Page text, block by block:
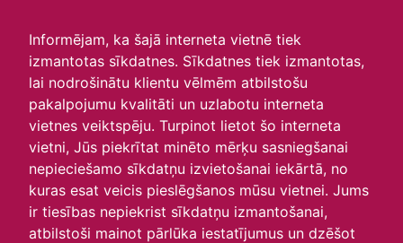
Informējam, ka šajā interneta vietnē tiek
izmantotas sīkdatnes. Sīkdatnes tiek izmantotas,
lai nodrošinātu klientu vēlmēm atbilstošu
pakalpojumu kvalitāti un uzlabotu interneta
vietnes veiktspēju. Turpinot lietot šo interneta
vietni, Jūs piekrītat minēto mērķu sasniegšanai
nepieciešamo sīkdatņu izvietošanai iekārtā, no
kuras esat veicis pieslēgšanos mūsu vietnei. Jums
ir tiesības nepiekrist sīkdatņu izmantošanai,
atbilstoši mainot pārlūka iestatījumus un dzēšot
Skats :
Aktuālie
Šodien Šonedēļ
Šomēnes
Arhīvs